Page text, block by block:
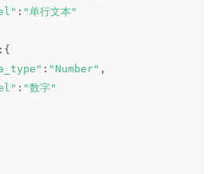
: "单行文本"
: {
: "Number" ,
: "数字"